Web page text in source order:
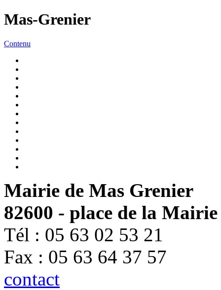
Mas-Grenier
Contenu
Mairie de Mas Grenier
82600 - place de la Mairie
Tél : 05 63 02 53 21
Fax : 05 63 64 37 57
contact